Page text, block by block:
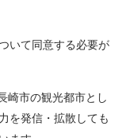
いて同意する必要が
崎市の観光都市とし
を発信・拡散しても